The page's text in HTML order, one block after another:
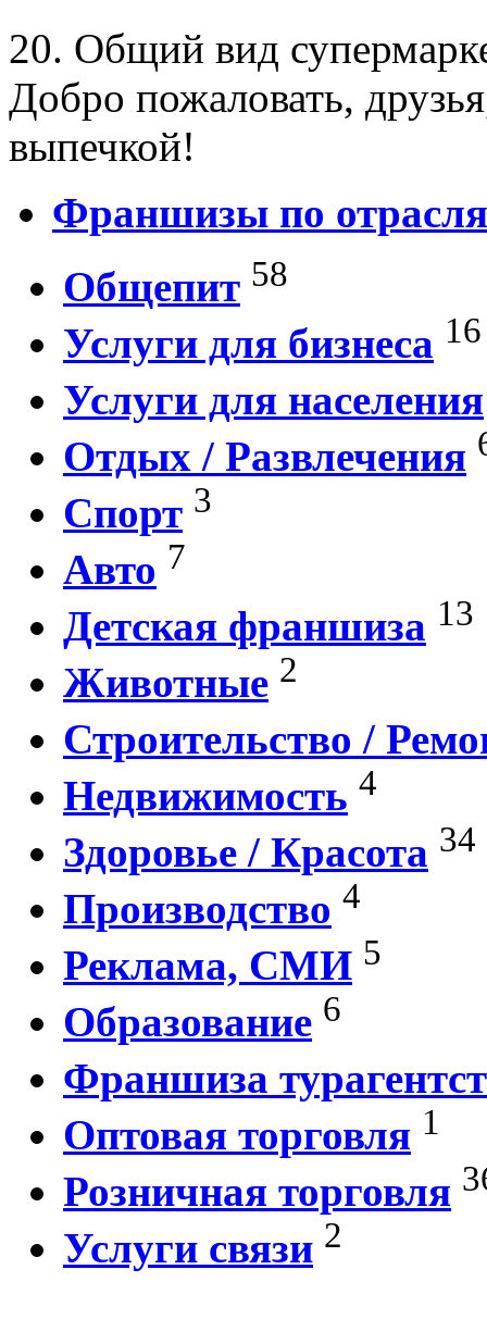
20. Общий вид
Добро пожаловать,
выпечкой!
Франшизы по
Общепит 58
Услуги для бизнеса 16
Услуги для населения
Отдых / Развлечения
Спорт 3
Авто 7
Детская франшиза 13
Животные 2
Строительство /
Недвижимость 4
Здоровье / Красота 34
Производство 4
Реклама, СМИ 5
Образование 6
Франшиза
Оптовая торговля 1
Розничная торговля
Услуги связи 2